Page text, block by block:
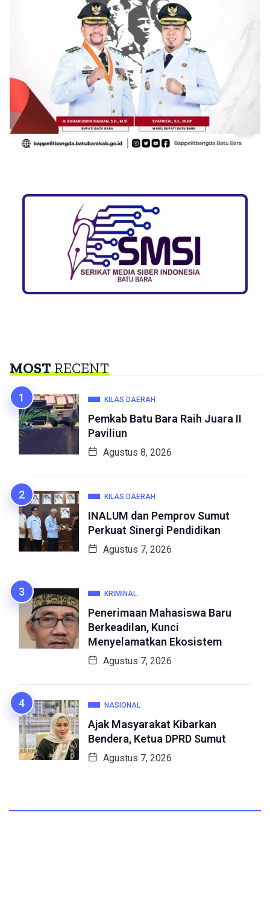
MOSTRECENT
KILAS DAERAH
Pemkab Batu Bara Raih Juara II
Paviliun
Agustus 8, 2026
KILAS DAERAH
INALUM dan Pemprov Sumut
Perkuat Sinergi Pendidikan
Agustus 7, 2026
KRIMINAL
Penerimaan Mahasiswa Baru
Berkeadilan, Kunci
Menyelamatkan Ekosistem
Agustus 7, 2026
NASIONAL
Ajak Masyarakat Kibarkan
Bendera, Ketua DPRD Sumut
Agustus 7, 2026